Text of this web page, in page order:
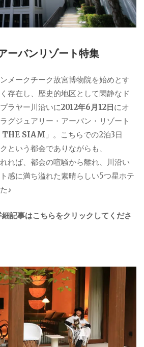
ーバンリゾート特集
メークチーク故宮博物院を始めとす
存在し、歴史的地区として閑静なド
ラヤー川沿いに2012年6月12日にオ
グジュアリー・アーバン・リゾート
THE SIAM 」。こちらでの2泊3日
という都会でありながらも、
れば、都会の喧騒から離れ、川沿い
感に満ち溢れた素晴らしい5つ星ホテ
♪
記事はこちらをクリックしてくださ